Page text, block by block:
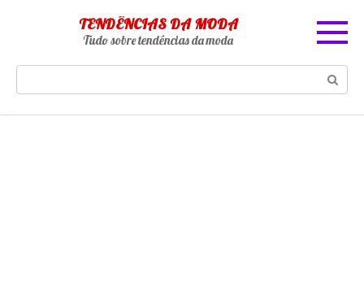
TENDÊNCIAS DA MODA
Tudo sobre tendências da moda